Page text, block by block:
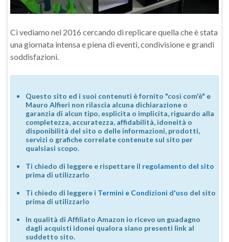
Ci vediamo nel 2016 cercando di replicare quella che è stata
una giornata intensa e piena di eventi, condivisione e grandi
soddisfazioni.
Questo sito ed i suoi contenuti è fornito "così com'è" e
Mauro Alfieri non rilascia alcuna dichiarazione o
garanzia di alcun tipo, esplicita o implicita, riguardo alla
completezza, accuratezza, affidabilità, idoneità o
disponibilità del sito o delle informazioni, prodotti,
servizi o grafiche correlate contenute sul sito per
qualsiasi scopo.
Ti chiedo di leggere e rispettare il regolamento del sito
prima di utilizzarlo
Ti chiedo di leggere i Termini e Condizioni d'uso del sito
prima di utilizzarlo
In qualità di Affiliato Amazon io ricevo un guadagno
dagli acquisti idonei qualora siano presenti link al
suddetto sito.